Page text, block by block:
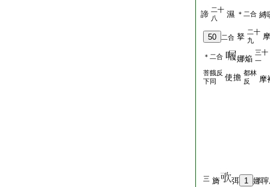
諦 二十
八
濕 ＊二合 縛
50 二合 拏 二十
九
＊二合 娜焔
三十
一
菩餓反
下同
使擔 都林
反
摩
三 旖 弭 1 娜